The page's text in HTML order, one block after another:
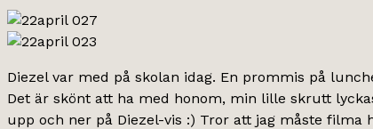
Diezel var med på skolan idag. En prommis på
Det är skönt att ha med honom, min lille skrutt
upp och ner på Diezel-vis :) Tror att jag måste